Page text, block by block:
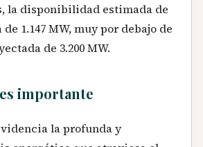
la disponibilidad estimada de
1.147 MW, muy por debajo de
de 3.200 MW.
importante
la profunda y